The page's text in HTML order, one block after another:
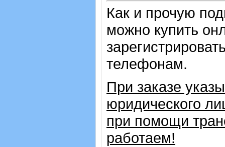
Как и прочую
можно купить
телефонам.
При заказе
юридического
при помощи
работаем!